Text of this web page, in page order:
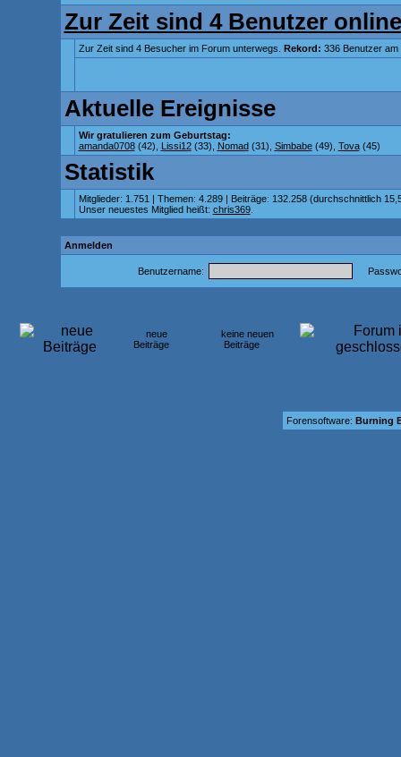
Zur Zeit sind 4 Benutzer
Zur Zeit sind 4 Besucher im Forum unterwegs. Rekord: 336 Benutzer
Aktuelle Ereignisse
Wir gratulieren zum Geburtstag:
amanda0708(42), Lissi12(33), Nomad(31), Simbabe(49), Tova(45)
Statistik
Mitglieder: 1.751 | Themen: 4.289 | Beiträge: 132.258 (durchschnittlich
Unser neuestes Mitglied heißt: chris369.
Anmelden
Benutzername:
neue
Beiträge
keine neuen
Beiträge
Forensoftware: Burning